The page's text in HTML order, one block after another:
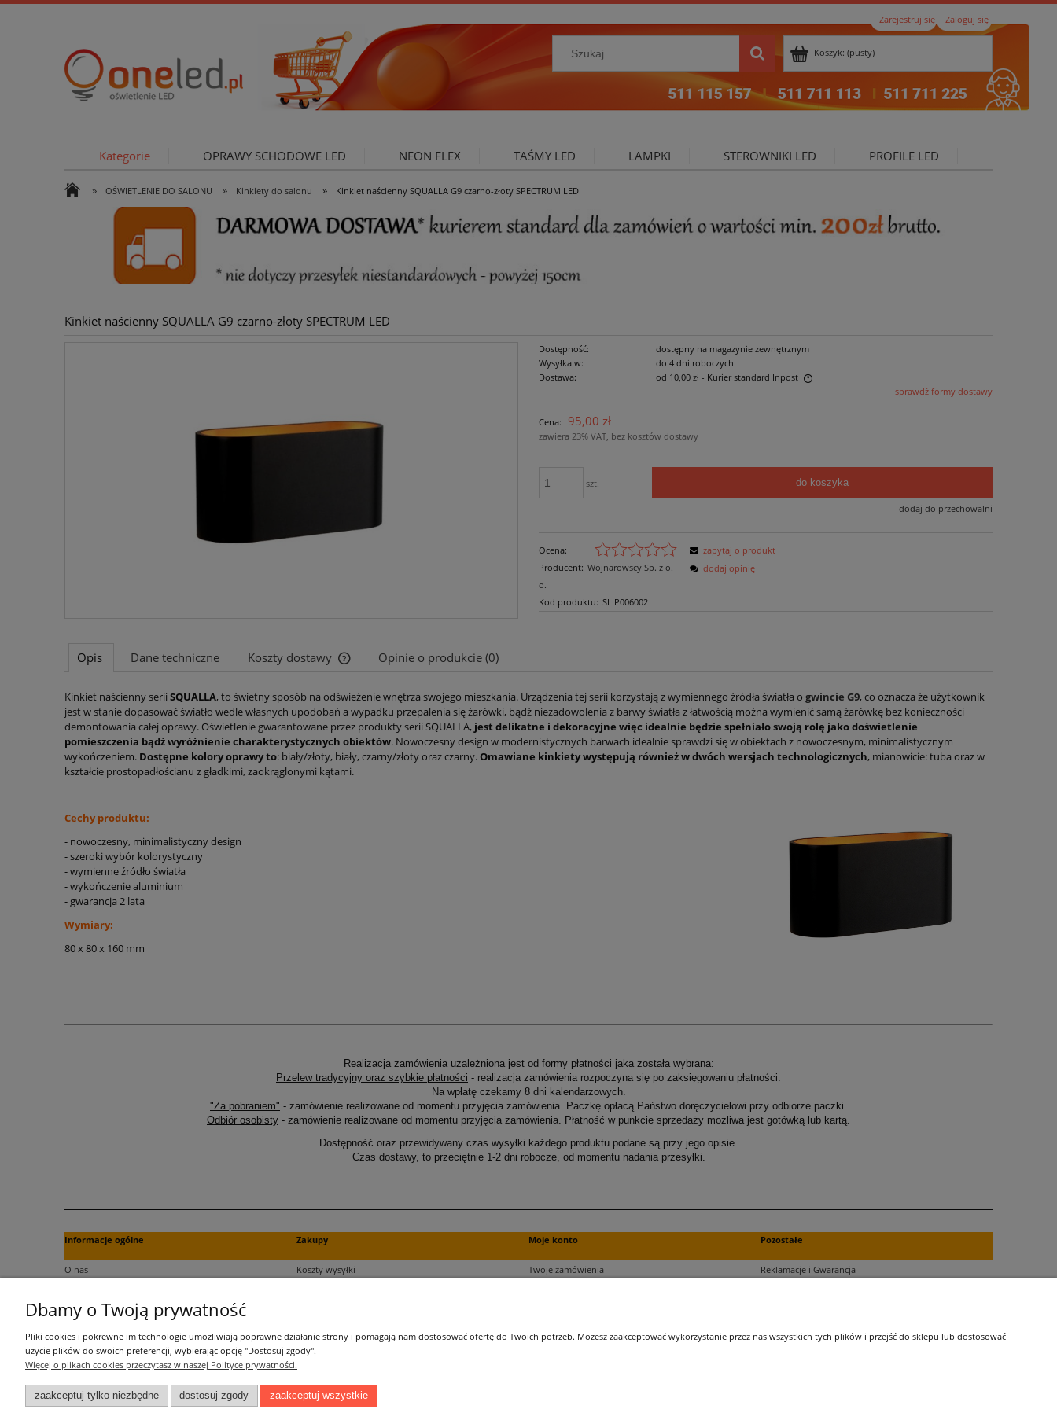
Zarejestruj się Zaloguj się
Koszyk: (pusty)
Kategorie OPRAWY SCHODOWE LED NEON FLEX TAŚMY LED LAMPKI STEROWNIKI LED PROFILE LED
OŚWIETLENIE ZEWNĘTRZNE OŚWIETLENIE DO SALONU
» OŚWIETLENIE DO SALONU » Kinkiety do salonu » Kinkiet naścienny SQUALLA G9 czarno-złoty SPECTRUM LED
Kinkiet naścienny SQUALLA G9 czarno-złoty SPECTRUM LED
Dostępność:
dostępny na magazynie zewnętrznym
Wysyłka w:
do 4 dni roboczych
Dostawa:
od 10,00 zł - Kurier standard Inpost
płatności
sprawdź formy dostawy
Cena: 95,00 zł
zawiera 23% VAT, bez kosztów dostawy
szt. do koszyka
dodaj do przechowalni
Ocena:
Producent: Wojnarowscy Sp. z o.
o.
Kod produktu: SLIP006002
zapytaj o produkt
dodaj opinię
Opis Dane techniczne Koszty dostawy
Cena nie zawiera ewentualnych kosztów
płatności
Opinie o produkcie (0)
Kinkiet naścienny serii SQUALLA, to świetny sposób na odświeżenie wnętrza swojego mieszkania. Urządzenia tej serii korzystają z wymiennego źródła światła o gwincie G9, co oznacza że użytkownik
jest w stanie dopasować światło wedle własnych upodobań a wypadku przepalenia się żarówki, bądź niezadowolenia z barwy światła z łatwością można wymienić samą żarówkę bez konieczności
demontowania całej oprawy. Oświetlenie gwarantowane przez produkty serii SQUALLA, jest delikatne i dekoracyjne więc idealnie będzie spełniało swoją rolę jako doświetlenie
pomieszczenia bądź wyróżnienie charakterystycznych obiektów. Nowoczesny design w modernistycznych barwach idealnie sprawdzi się w obiektach z nowoczesnym, minimalistycznym
wykończeniem. Dostępne kolory oprawy to: biały/złoty, biały, czarny/złoty oraz czarny.Omawiane kinkiety występują również w dwóch wersjach technologicznych, mianowicie: tuba oraz w
kształcie prostopadłościanu z gładkimi, zaokrąglonymi kątami.
Cechy produktu:
- nowoczesny, minimalistyczny design
- szeroki wybór kolorystyczny
- wymienne źródło światła
- wykończenie aluminium
- gwarancja 2 lata
Wymiary:
80 x 80 x 160 mm
Realizacja zamówienia uzależniona jest od formy płatności jaka została wybrana:
Przelew tradycyjny oraz szybkie płatności - realizacja zamówienia rozpoczyna się po zaksięgowaniu płatności.
Na wpłatę czekamy 8 dni kalendarzowych.
"Za pobraniem" - zamówienie realizowane od momentu przyjęcia zamówienia. Paczkę opłacą Państwo doręczycielowi przy odbiorze paczki.
Odbiór osobisty - zamówienie realizowane od momentu przyjęcia zamówienia. Płatność w punkcie sprzedaży możliwa jest gotówką lub kartą.
Dostępność oraz przewidywany czas wysyłki każdego produktu podane są przy jego opisie.
Czas dostawy, to przeciętnie 1-2 dni robocze, od momentu nadania przesyłki.
Informacje ogólne
O nas
Regulamin
Polityka prywatności
Informacje o przetwarzaniu danych
Zakupy
Koszty wysyłki
Czas realizacji zamówień
Moje konto
Twoje zamówienia
Pozostałe
Reklamacje i Gwarancja
Łatwy dojazd z Sopotu, Gdańska i Gdyni - przekonaj się i kup również na miejscu!
Dbamy o Twoją prywatność
Pliki cookies i pokrewne im technologie umożliwiają poprawne działanie strony i pomagają nam dostosować ofertę do Twoich potrzeb. Możesz zaakceptować wykorzystanie przez nas wszystkich tych plików i przejść do sklepu lub dostosować
użycie plików do swoich preferencji, wybierając opcję "Dostosuj zgody".
Więcej o plikach cookies przeczytasz w naszej Polityce prywatności.
zaakceptuj tylko niezbędne dostosuj zgody zaakceptuj wszystkie